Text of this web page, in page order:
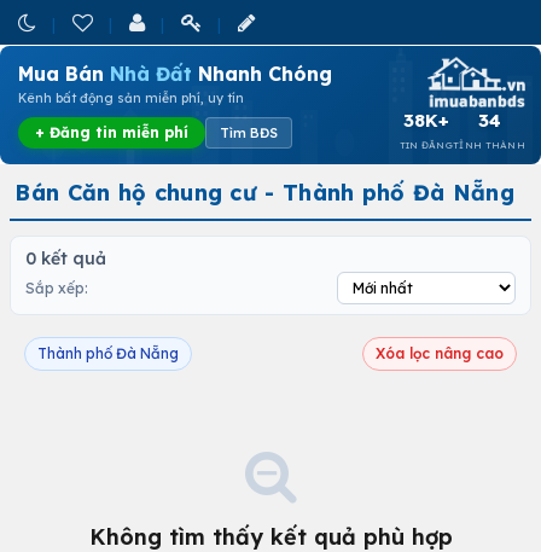
Mua Bán Nhà Đất Nhanh Chóng
Kênh bất động sản miễn phí, uy tín
+ Đăng tin miễn phí Tìm BĐS
38K+
TIN ĐĂNG
34
TỈNH THÀNH
Bán Căn hộ chung cư - Thành phố Đà Nẵng
0 kết quả
Sắp xếp:
Thành phố Đà Nẵng Xóa lọc nâng cao
Không tìm thấy kết quả phù hợp